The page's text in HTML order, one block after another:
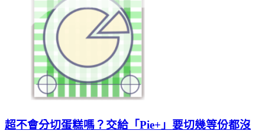
超不會分切蛋糕嗎？交給「Pie+」要切幾等份都沒